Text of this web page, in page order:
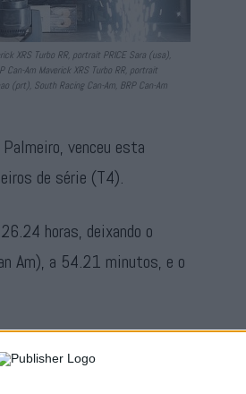
XRS Turbo RR, portrait PRICE Sara (usa),
Can-Am Maverick XRS Turbo RR, portrait
(prt), South Racing Can-Am, BRP Can-Am
venceu esta
de série (T4).
horas, deixando o
Am), a 54.21 minutos, e o